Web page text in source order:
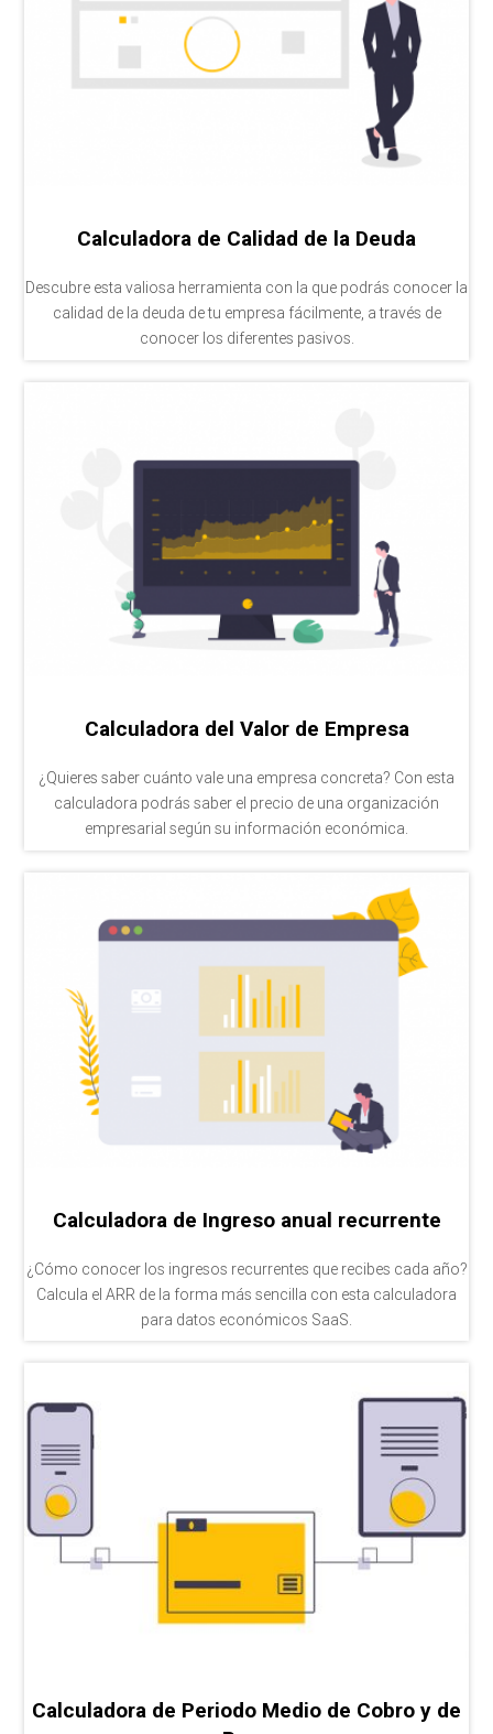
Calculadora de Calidad de la Deuda
Descubre esta valiosa herramienta con la que podrás conocer la
calidad de la deuda de tu empresa fácilmente, a través de
conocer los diferentes pasivos.
Calculadora del Valor de Empresa
¿Quieres saber cuánto vale una empresa concreta? Con esta
calculadora podrás saber el precio de una organización
empresarial según su información económica.
Calculadora de Ingreso anual recurrente
¿Cómo conocer los ingresos recurrentes que recibes cada año?
Calcula el ARR de la forma más sencilla con esta calculadora
para datos económicos SaaS.
Calculadora de Periodo Medio de Cobro y de